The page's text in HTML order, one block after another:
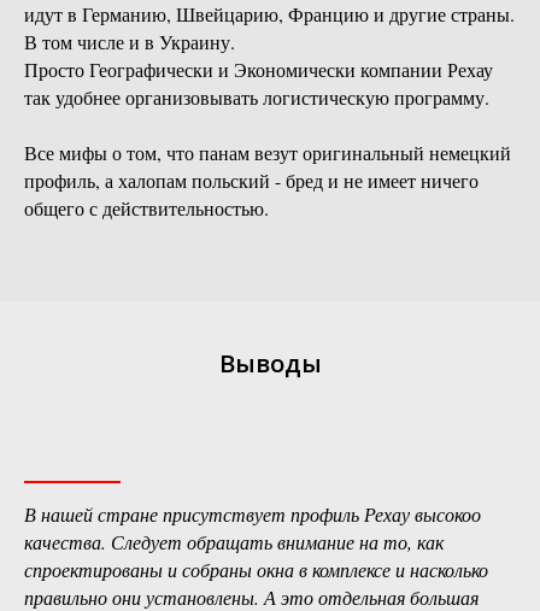
идут в Германию, Швейцарию, Францию и другие страны.
В том числе и в Украину.
Просто Географически и Экономически компании Рехау
так удобнее организовывать логистическую программу.
Все мифы о том, что панам везут оригинальный немецкий
профиль, а халопам польский - бред и не имеет ничего
общего с действительностью.
Выводы
В нашей стране присутствует профиль Рехау высокоо
качества. Следует обращать внимание на то, как
спроектированы и собраны окна в комплексе и насколько
правильно они установлены. А это отдельная большая